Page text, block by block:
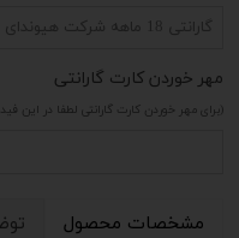
گارانتی 18 ماهه شرکت هیوندای
مهر خوردن کارت گارانتی
(برای مهر خوردن کارت گارانتی لطفا در این
مشخصات محصول